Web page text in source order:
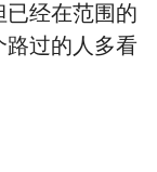
经在范围的
路过的人多看